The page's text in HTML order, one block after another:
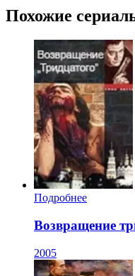
Похожие
Подробнее
Возвращение
2005